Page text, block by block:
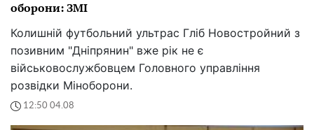
оборони: ЗМІ
Колишній футбольний ультрас Гліб Новостройний з
позивним "Дніпрянин" вже рік не є
військовослужбовцем Головного управління
розвідки Міноборони.
12:50 04.08